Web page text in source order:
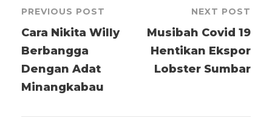
PREVIOUS POST
Cara Nikita Willy
Berbangga
Dengan Adat
Minangkabau
NEXT POST
Musibah Covid 19
Hentikan Ekspor
Lobster Sumbar